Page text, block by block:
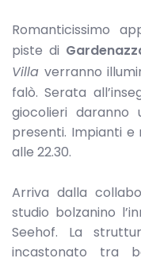
Romanticissimo
piste di
Villa verranno
falò. Serata
giocolieri daranno
presenti. Impianti e
alle 22.30.
Arriva dalla
studio bolzanino
Seehof. La
incastonato tra